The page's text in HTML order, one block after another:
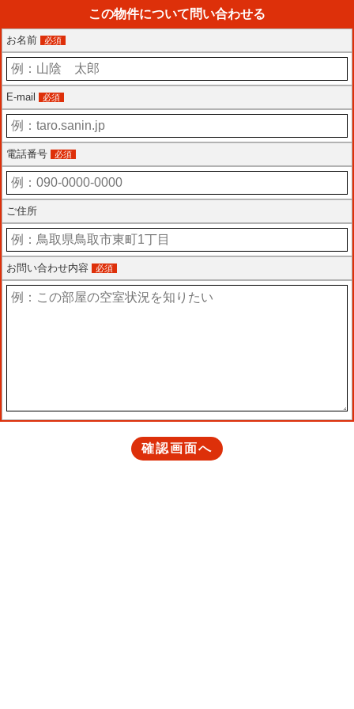
この物件について問い合わせる
お名前 必須
E-mail 必須
電話番号 必須
ご住所
お問い合わせ内容 必須